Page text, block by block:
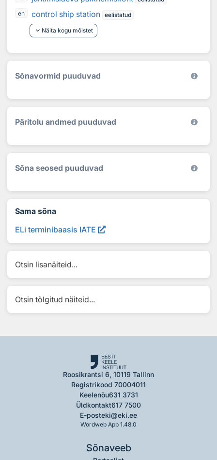
en
control ship station eelistatud
keyboard_arrow_down Näita kogu mõistet
Sõnavormid puuduvad
Päritolu andmed puuduvad
Sõna seosed puuduvad
Sama sõna
ELi terminibaasis IATE
Otsin lisanäiteid...
Otsin tõlgitud näiteid...
Roosikrantsi 6, 10119 Tallinn
Registrikood 70004011
Keelenõu631 3731
Üldkontakt617 7500
E-posteki@eki.ee
Wordweb App 1.48.0
Sõnaveeb